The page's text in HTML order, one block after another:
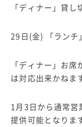
「ディナー」貸し
29日(金) 「ランチ
「ディナー」お
は対応出来かねま
1月3日から通常営
提供可能となりま